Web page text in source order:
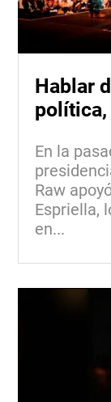
Hablar
política,
En la
Raw
Espriella,
en...